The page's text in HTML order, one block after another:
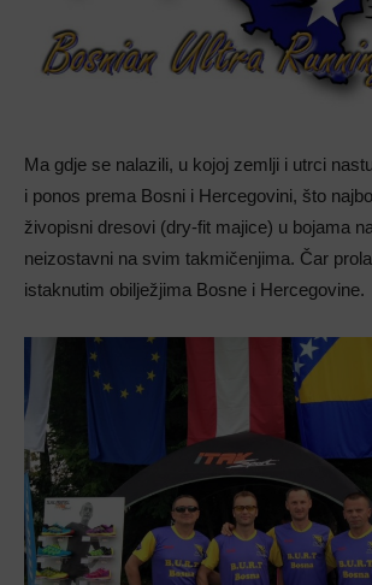
Ma gdje se nalazili, u kojoj zemlji i utrci
i ponos prema Bosni i Hercegovini, što
živopisni dresovi (dry-fit majice) u bojama
neizostavni na svim takmičenjima. Čar
istaknutim obilježjima Bosne i Hercegovine.